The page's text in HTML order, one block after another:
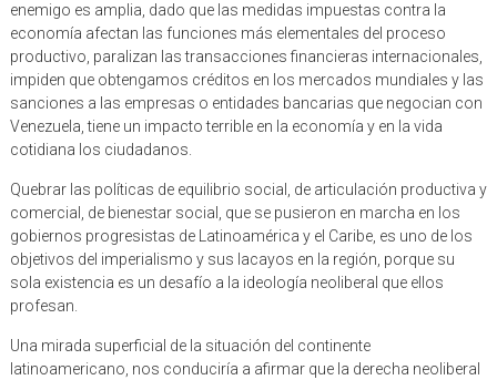
enemigo es amplia, dado que las medidas impuestas contra la
economía afectan las funciones más elementales del proceso
productivo, paralizan las transacciones financieras internacionales,
impiden que obtengamos créditos en los mercados mundiales y las
sanciones a las empresas o entidades bancarias que negocian con
Venezuela, tiene un impacto terrible en la economía y en la vida
cotidiana los ciudadanos.
Quebrar las políticas de equilibrio social, de articulación productiva y
comercial, de bienestar social, que se pusieron en marcha en los
gobiernos progresistas de Latinoamérica y el Caribe, es uno de los
objetivos del imperialismo y sus lacayos en la región, porque su
sola existencia es un desafío a la ideología neoliberal que ellos
profesan.
Una mirada superficial de la situación del continente
latinoamericano, nos conduciría a afirmar que la derecha neoliberal